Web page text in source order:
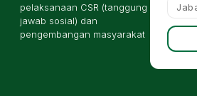
pelaksanaan CSR (tanggung
jawab sosial) dan
pengembangan masyarakat